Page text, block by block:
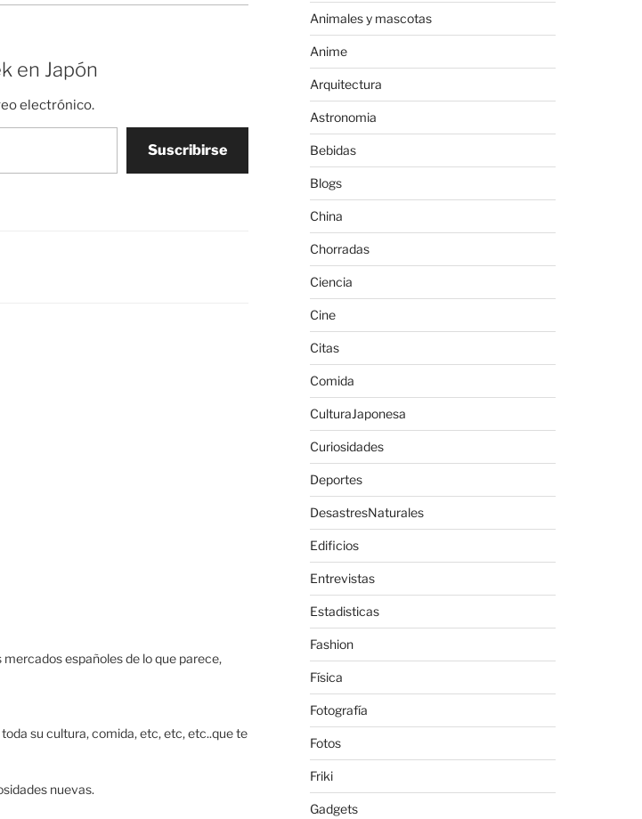
en Japón
electrónico.
Suscribirse
españoles de lo que parece,
su cultura, comida, etc, etc, etc..que te
nuevas.
Animales y mascotas
Anime
Arquitectura
Astronomia
Bebidas
Blogs
China
Chorradas
Ciencia
Cine
Citas
Comida
CulturaJaponesa
Curiosidades
Deportes
DesastresNaturales
Edificios
Entrevistas
Estadisticas
Fashion
Física
Fotografía
Fotos
Friki
Gadgets